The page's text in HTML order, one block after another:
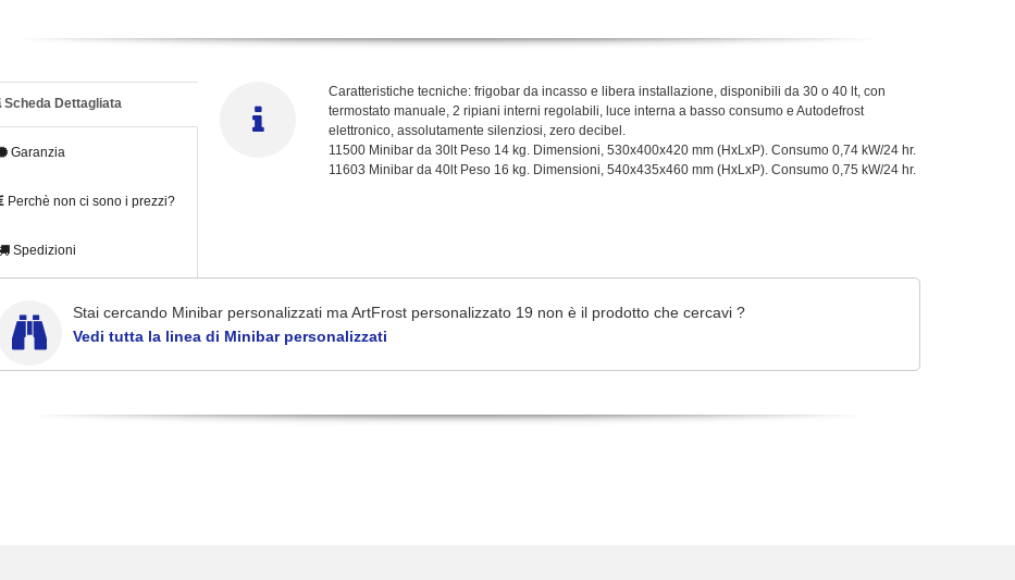
Scheda Dettagliata
Garanzia
Perchè non ci sono i prezzi?
Spedizioni
Caratteristiche tecniche: frigobar da incasso e libera installazione, disponibili da 30 o 40 lt, con
termostato manuale, 2 ripiani interni regolabili, luce interna a basso consumo e Autodefrost
elettronico, assolutamente silenziosi, zero decibel.
11500 Minibar da 30lt Peso 14 kg. Dimensioni, 530x400x420 mm (HxLxP). Consumo 0,74 kW/24 hr.
11603 Minibar da 40lt Peso 16 kg. Dimensioni, 540x435x460 mm (HxLxP). Consumo 0,75 kW/24 hr.
Stai cercando Minibar personalizzati ma ArtFrost personalizzato 19 non è il prodotto che cercavi ?
Vedi tutta la linea di Minibar personalizzati